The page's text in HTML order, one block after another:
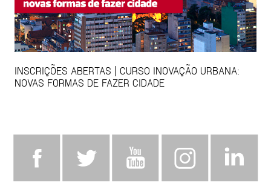
INSCRIÇÕES ABERTAS | CURSO INOVAÇÃO URBANA:
NOVAS FORMAS DE FAZER CIDADE